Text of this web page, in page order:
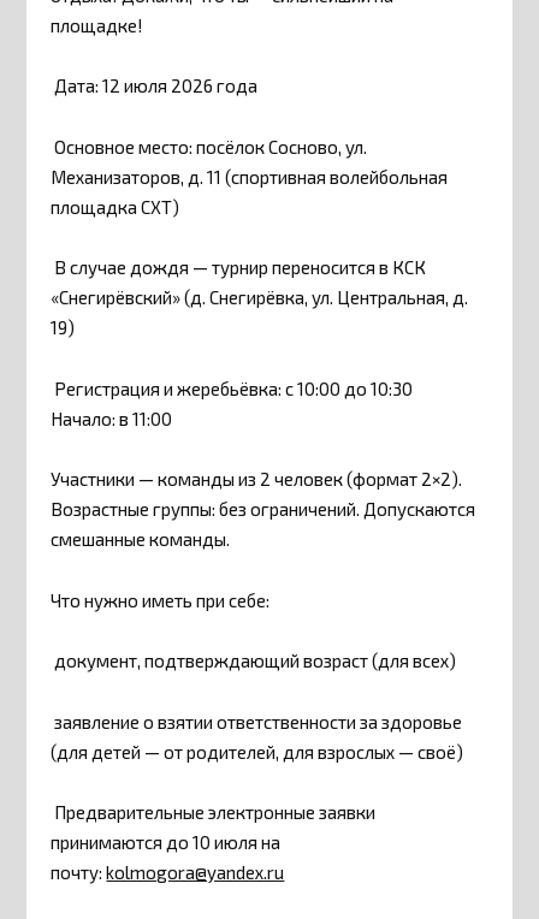
площадке!
Дата: 12 июля 2026 года
Основное место: посёлок Сосново, ул.
Механизаторов, д. 11 (спортивная волейбольная
площадка СХТ)
В случае дождя — турнир переносится в КСК
«Снегирёвский» (д. Снегирёвка, ул. Центральная, д.
19)
Регистрация и жеребьёвка: с 10:00 до 10:30
Начало: в 11:00
Участники — команды из 2 человек (формат 2×2).
Возрастные группы: без ограничений. Допускаются
смешанные команды.
Что нужно иметь при себе:
документ, подтверждающий возраст (для всех)
заявление о взятии ответственности за здоровье
(для детей — от родителей, для взрослых — своё)
Предварительные электронные заявки
принимаются до 10 июля на
почту:kolmogora@yandex.ru